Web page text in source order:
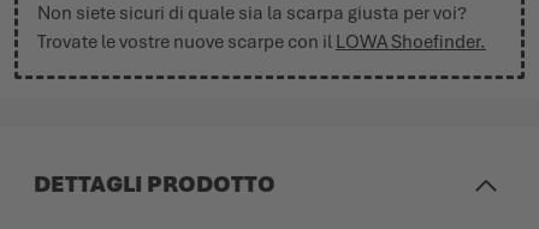
Non siete sicuri di quale sia la scarpa giusta per voi?
Trovate le vostre nuove scarpe con il LOWA Shoefinder.
DETTAGLI PRODOTTO